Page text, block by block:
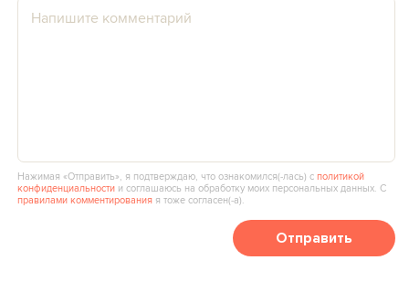
Нажимая «Отправить», я подтверждаю, что ознакомился(‑лась) сполитикой
конфиденциальности и соглашаюсь на обработку моих персональных данных. С
правилами комментирования я тоже согласен(‑а).
Отправить